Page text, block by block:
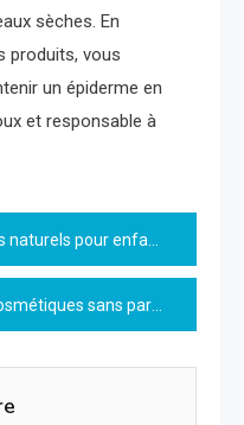
sèches. En
produits, vous
un épiderme en
et responsable à
enfants : conseils et astuces
sans parfum ?